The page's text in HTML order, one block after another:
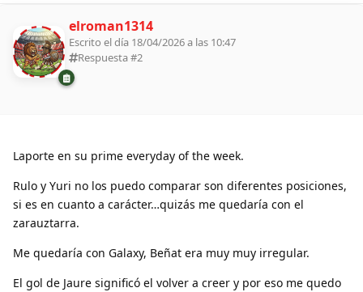
elroman1314
Escrito el día 18/04/2026 a las 10:47
Respuesta #2
Laporte en su prime everyday of the week.
Rulo y Yuri no los puedo comparar son diferentes posiciones,
si es en cuanto a carácter…quizás me quedaría con el
zarauztarra.
Me quedaría con Galaxy, Beñat era muy muy irregular.
El gol de Jaure significó el volver a creer y por eso me quedo